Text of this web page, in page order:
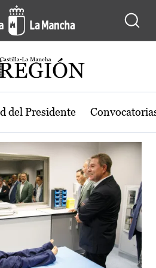
región de Castilla-
del Presidente